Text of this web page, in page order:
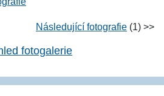
Následující fotografie (1) >>
fotogalerie